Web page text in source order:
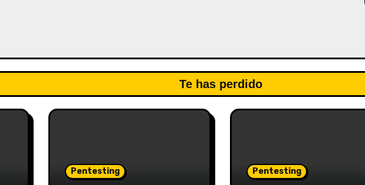
Te has perdido
Pentesting Pentesting